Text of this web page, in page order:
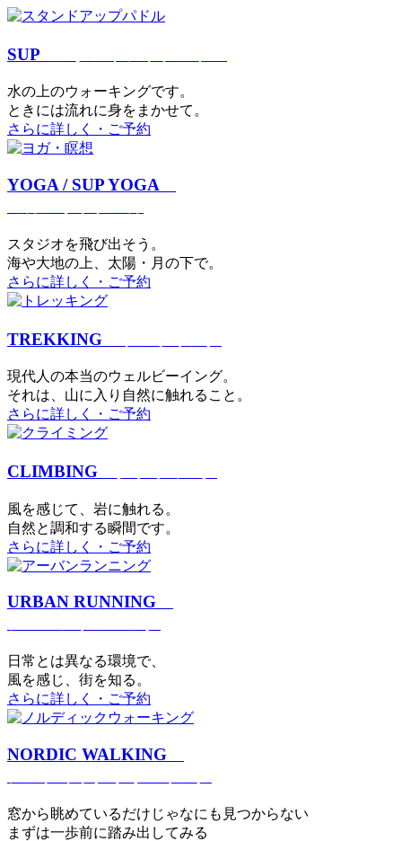
SUP
⽔の上のウォーキングです。
ときには流れに身をまかせて。
さらに詳しく・ご予約
YOGA / SUP YOGA
スタジオを⾶び出そう。
海や大地の上、太陽・⽉の下で。
さらに詳しく・ご予約
TREKKING
現代⼈の本当のウェルビーイング。
それは、⼭に⼊り⾃然に触れること。
さらに詳しく・ご予約
CLIMBING
⾵を感じて、岩に触れる。
⾃然と調和する瞬間です。
さらに詳しく・ご予約
URBAN RUNNING
日常とは異なる環境で、
風を感じ、街を知る。
さらに詳しく・ご予約
NORDIC WALKING
窓から眺めているだけじゃなにも見つからない
まずは一歩前に踏み出してみる